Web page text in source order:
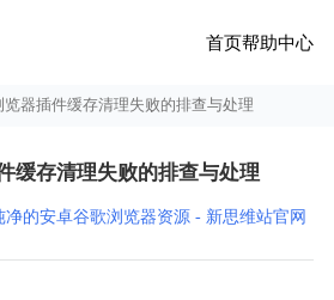
首页帮助中心
览器插件缓存清理失败的排查与处理
缓存清理失败的排查与处理
净的安卓谷歌浏览器资源 - 新思维站官网